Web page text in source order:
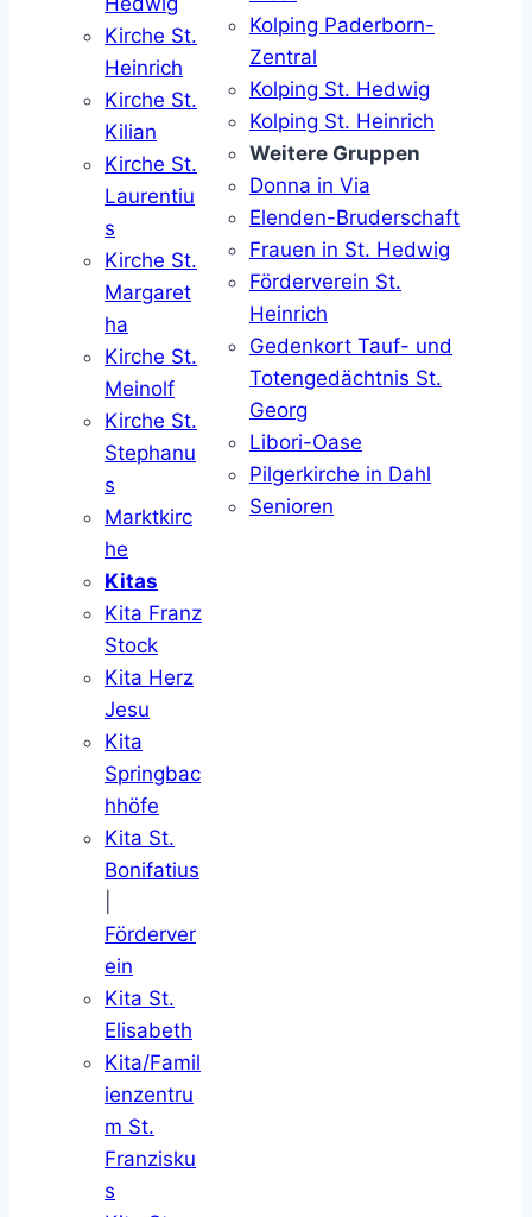
Kirche St.
Heinrich
Kirche St.
Kilian
Kirche St.
Laurentiu
s
Kirche St.
Margaret
ha
Kirche St.
Meinolf
Kirche St.
Stephanu
s
Marktkirc
he
Kitas
Kita Franz
Stock
Kita Herz
Jesu
Kita
Springbac
hhöfe
Kita St.
Bonifatius
Förderver
ein
Kita St.
Elisabeth
Kita/Famil
ienzentru
m St.
Franzisku
s
Kolping Paderborn-
Zentral
Kolping St. Hedwig
Kolping St. Heinrich
Weitere Gruppen
Donna in Via
Elenden-Bruderschaft
Frauen in St. Hedwig
Förderverein St.
Heinrich
Gedenkort Tauf- und
Totengedächtnis St.
Georg
Libori-Oase
Pilgerkirche in Dahl
Senioren